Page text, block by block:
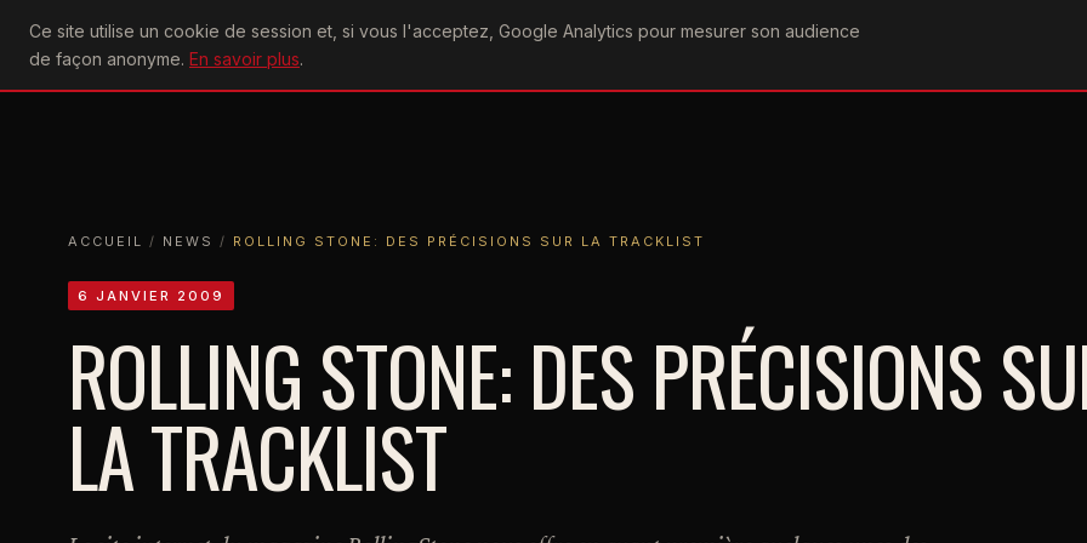
Ce site utilise un cookie de session et, si vous l'acceptez, Google Analytics pour mesurer son audience
de façon anonyme. En savoir plus.
U2achtung
ACCUEIL
ACTU CONCERTS DISCOGRAPHIEPAROLESVIDÉOGRAPHIEFORUMS
ACCUEIL / NEWS / ROLLING STONE: DES PRÉCISIONS SUR LA TRACKLIST
6 JANVIER 2009
ROLLING STONE: DES PRÉCISIONS
LA TRACKLIST